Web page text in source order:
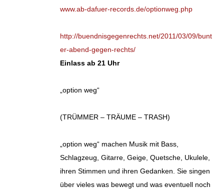
www.ab-dafuer-records.de/optionweg.php
http://buendnisgegenrechts.net/2011/03/09/bunt
er-abend-gegen-rechts/
Einlass ab 21 Uhr
„option weg“
(TRÜMMER – TRÄUME – TRASH)
„option weg“ machen Musik mit Bass,
Schlagzeug, Gitarre, Geige, Quetsche, Ukulele,
ihren Stimmen und ihren Gedanken. Sie singen
über vieles was bewegt und was eventuell noch